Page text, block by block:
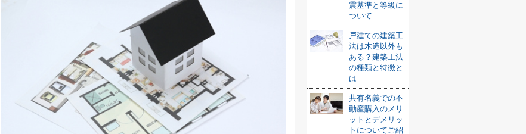
震基準と等級に
ついて
戸建ての建築工
法は木造以外も
ある？建築工法
の種類と特徴と
は
共有名義での不
動産購入のメリ
ットとデメリッ
トについてご紹